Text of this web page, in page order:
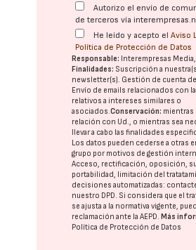
Autorizo el envío de
de terceros vía
He leído y acepto elAviso
Política de Protección de Datos
Responsable: Interempresas Media,
Finalidades: Suscripción a
newsletter(s). Gestión de cuenta
Envío de emails relacionados con
relativos a intereses similares o
asociados.Conservación: mientras
relación con Ud., o mientras sea
llevar a cabo las finalidades
Los datos pueden cederse a otras
grupo por motivos de gestión
Acceso, rectificación, oposición,
portabilidad, limitación del
decisiones automatizadas:
nuestro DPD. Si considera que el
se ajusta a la normativa vigente,
reclamación ante laAEPD.Más
Política de Protección de Datos